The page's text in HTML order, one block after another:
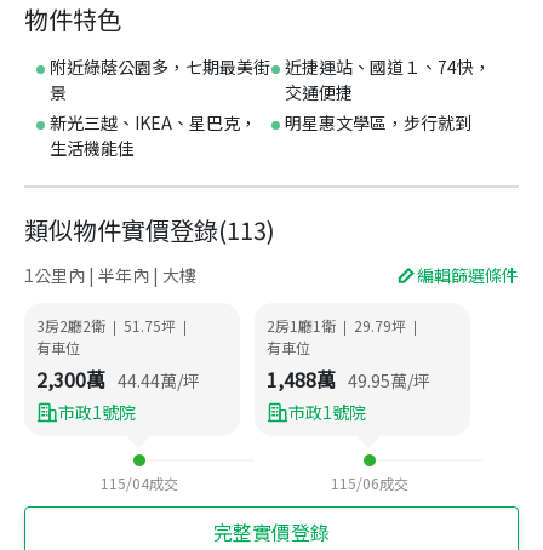
物件特色
附近綠蔭公園多，七期最美街
景
近捷運站、國道１、74快，
交通便捷
新光三越、IKEA、星巴克，
生活機能佳
明星惠文學區，步行就到
類似物件實價登錄(113)
1公里內 | 半年內 | 大樓 編輯篩選條件
3房2廳2衛 | 51.75坪 |
有車位
2,300萬 44.44萬/坪
市政1號院
115/04成交
2房1廳1衛 | 29.79坪 |
有車位
1,488萬 49.95萬/坪
市政1號院
115/06成交
完整實價登錄